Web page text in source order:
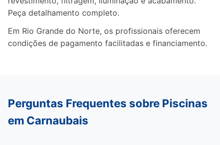
Peça detalhamento completo.
Em Rio Grande do Norte, os profissionais oferecem
condições de pagamento facilitadas e financiamento.
Perguntas Frequentes sobre Piscinas
em Carnaubais